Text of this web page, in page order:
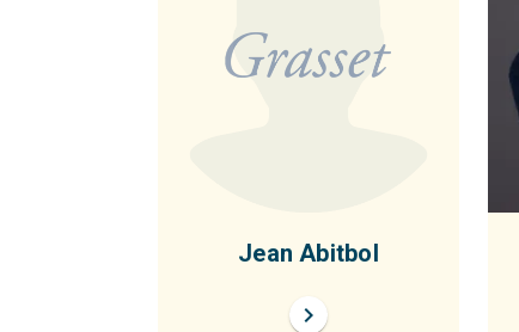
Jean Abitbol
chevron_right